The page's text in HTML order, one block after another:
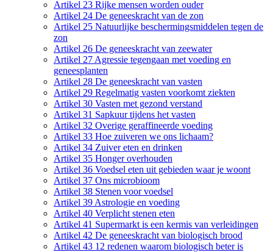
Artikel 23 Rijke mensen worden ouder
Artikel 24 De geneeskracht van de zon
Artikel 25 Natuurlijke beschermingsmiddelen tegen de
zon
Artikel 26 De geneeskracht van zeewater
Artikel 27 Agressie tegengaan met voeding en
geneesplanten
Artikel 28 De geneeskracht van vasten
Artikel 29 Regelmatig vasten voorkomt ziekten
Artikel 30 Vasten met gezond verstand
Artikel 31 Sapkuur tijdens het vasten
Artikel 32 Overige geraffineerde voeding
Artikel 33 Hoe zuiveren we ons lichaam?
Artikel 34 Zuiver eten en drinken
Artikel 35 Honger overhouden
Artikel 36 Voedsel eten uit gebieden waar je woont
Artikel 37 Ons microbioom
Artikel 38 Stenen voor voedsel
Artikel 39 Astrologie en voeding
Artikel 40 Verplicht stenen eten
Artikel 41 Supermarkt is een kermis van verleidingen
Artikel 42 De geneeskracht van biologisch brood
Artikel 43 12 redenen waarom biologisch beter is